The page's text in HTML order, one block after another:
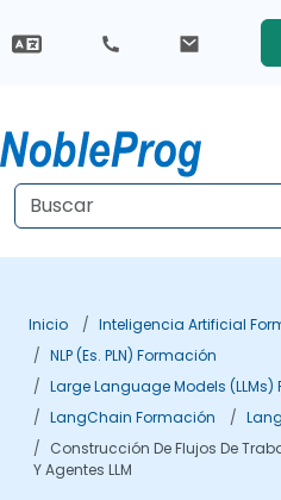
Inicio
Inteligencia Artificial
NLP (es. PLN) Formación
Large Language Models
LangChain Formación
Construcción De Flujos De
Y Agentes LLM